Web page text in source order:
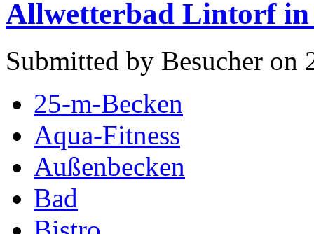
Allwetterbad Lintorf in
Submitted by Besucher on
25-m-Becken
Aqua-Fitness
Außenbecken
Bad